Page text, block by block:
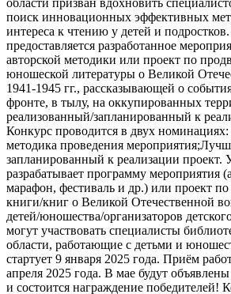
поиск инновационных эффективных
интереса к чтению у детей и
предоставляется разработанное
авторской методики или проект по
юношеской литературы о Великой
1941-1945 гг., рассказывающей о
фронте, в тылу, на оккупированных
реализованный/запланированный к
Конкурс проводится в двух
методика проведения
запланированный к реализации проект.
разрабатывает программу мероприятия
марафон, фестиваль и др.) или проект
книги/книг о Великой Отечественной
детей/юношества/организаторов
могут участвовать специалисты
области, работающие с детьми и
стартует 9 января 2025 года. Приём
апреля 2025 года. В мае будут
и состоится награждение победителей!